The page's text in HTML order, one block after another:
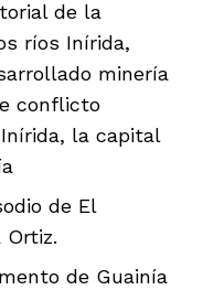
de la
ríos Inírida,
minería
conflicto
la capital
de El
Ortiz.
de Guainía